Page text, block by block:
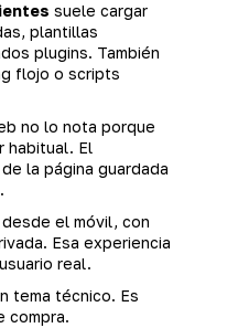
suele cargar
plantillas
plugins. También
flojo o scripts
no lo nota porque
habitual. El
la página guardada
el móvil, con
Esa experiencia
real.
tema técnico. Es
compra.